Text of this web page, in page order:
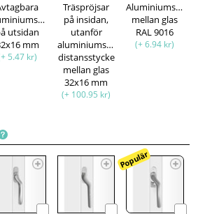
utsidan
mm
5.47 kr)
Träspröjsar
på insidan,
utanför
aluminiumspröjsar,
distansstycke
mellan glas
32x16 mm
(+ 100.95 kr)
Aluminiumspröjsar
mellan glas
RAL 9016
(+ 6.94 kr)
Populär